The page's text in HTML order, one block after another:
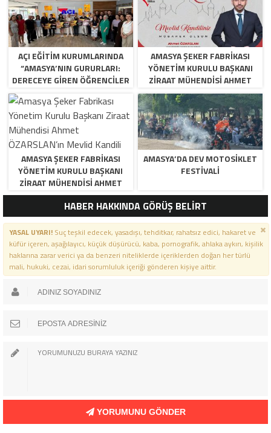
AÇI EĞİTİM KURUMLARINDA
“AMASYA’NIN GURURLARI:
DERECEYE GIREN ÖĞRENCILER
AMASYA ŞEKER FABRIKASI
YÖNETIM KURULU BAŞKANI
ZIRAAT MÜHENDISI AHMET
ÖZARSLAN’IN MEVLID KANDILI
MESAJI
AMASYA ŞEKER FABRIKASI
YÖNETIM KURULU BAŞKANI
ZIRAAT MÜHENDISI AHMET
ÖZARSLAN’IN MEVLID KANDILI
MESAJI
AMASYA’DA DEV MOTOSIKLET
FESTIVALI
HABER HAKKINDA GÖRÜŞ BELİRT
YASAL UYARI!Suç teşkil edecek, yasadışı, tehditkar, rahatsız edici, hakaret ve
küfür içeren, aşağılayıcı, küçük düşürücü, kaba, pornografik, ahlaka aykırı, kişilik
haklarına zarar verici ya da benzeri niteliklerde içeriklerden doğan her türlü
mali, hukuki, cezai, idari sorumluluk içeriği gönderen kişiye aittir.
YORUMUNU GÖNDER